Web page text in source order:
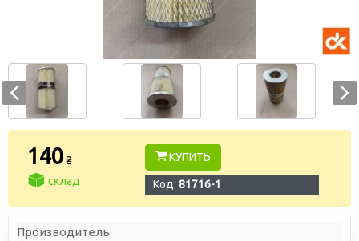
140₴
склад
КУПИТЬ
Код: 81716-1
Производитель